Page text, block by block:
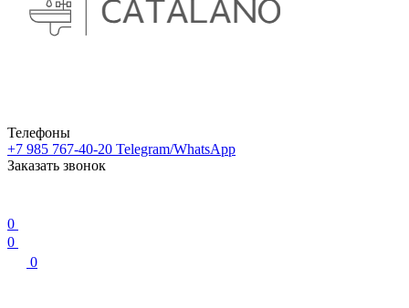
Телефоны
+7 985 767-40-20 Telegram/WhatsApp
Заказать звонок
0
0
0